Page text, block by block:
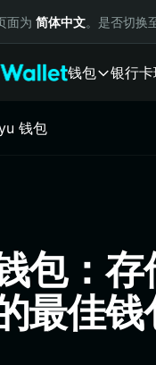
面为 简体中文。是否切换
钱包 银行卡
钱包
包：
最佳